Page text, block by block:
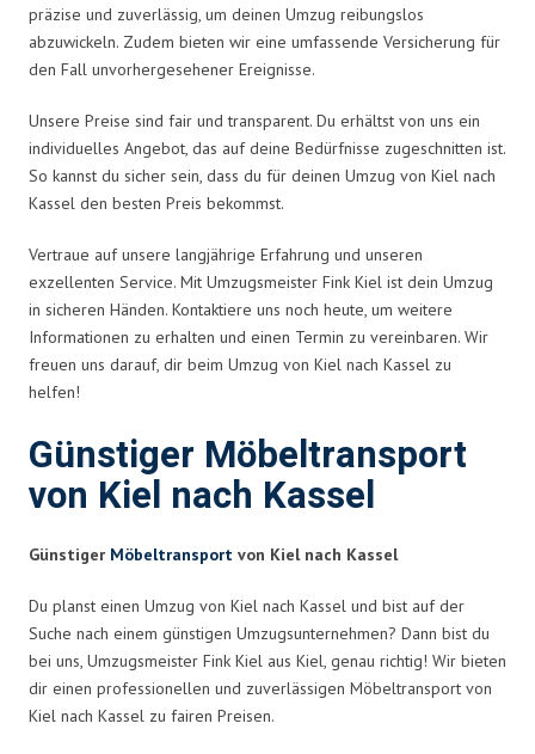
präzise und zuverlässig, um deinen Umzug reibungslos
abzuwickeln. Zudem bieten wir eine umfassende Versicherung für
den Fall unvorhergesehener Ereignisse.
Unsere Preise sind fair und transparent. Du erhältst von uns ein
individuelles Angebot, das auf deine Bedürfnisse zugeschnitten ist.
So kannst du sicher sein, dass du für deinen Umzug von Kiel nach
Kassel den besten Preis bekommst.
Vertraue auf unsere langjährige Erfahrung und unseren
exzellenten Service. Mit Umzugsmeister Fink Kiel ist dein Umzug
in sicheren Händen. Kontaktiere uns noch heute, um weitere
Informationen zu erhalten und einen Termin zu vereinbaren. Wir
freuen uns darauf, dir beim Umzug von Kiel nach Kassel zu
helfen!
Günstiger Möbeltransport
von Kiel nach Kassel
Günstiger Möbeltransport von Kiel nach Kassel
Du planst einen Umzug von Kiel nach Kassel und bist auf der
Suche nach einem günstigen Umzugsunternehmen? Dann bist du
bei uns, Umzugsmeister Fink Kiel aus Kiel, genau richtig! Wir bieten
dir einen professionellen und zuverlässigen Möbeltransport von
Kiel nach Kassel zu fairen Preisen.